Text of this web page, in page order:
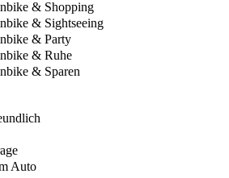
& Shopping
& Sightseeing
& Party
& Ruhe
& Sparen
Auto